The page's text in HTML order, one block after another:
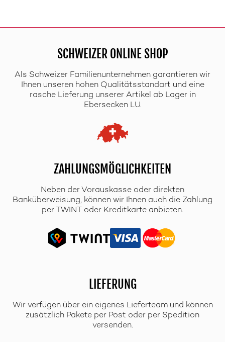
SCHWEIZER ONLINE SHOP
Als Schweizer Familienunternehmen garantieren wir
Ihnen unseren hohen Qualitätsstandart und eine
rasche Lieferung unserer Artikel ab Lager in
Ebersecken LU.
ZAHLUNGSMÖGLICHKEITEN
Neben der Vorauskasse oder direkten
Banküberweisung, können wir Ihnen auch die Zahlung
per TWINT oder Kreditkarte anbieten.
LIEFERUNG
Wir verfügen über ein eigenes Lieferteam und können
zusätzlich Pakete per Post oder per Spedition
versenden.